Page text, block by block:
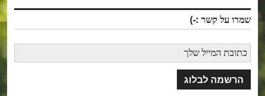
שמרו על קשר :-)